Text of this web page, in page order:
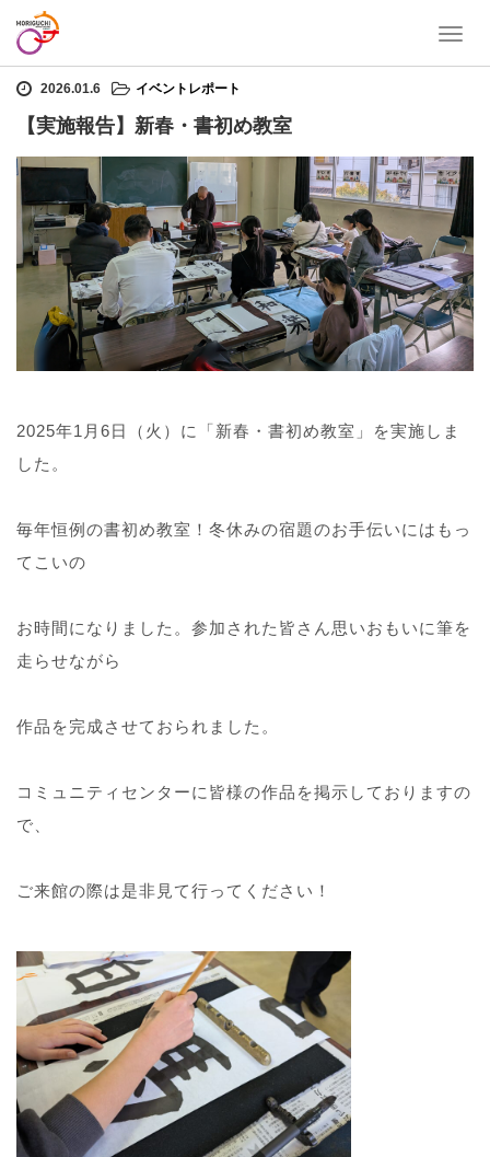
T
n
a
v
i
g
a
t
i
o
ホーム
2026.01.6 イベントレポート
【実施報告】新春・書初め教室
2025年1月6日（火）に「新春・書初め教室」を実施しま
した。
毎年恒例の書初め教室！冬休みの宿題のお手伝いにはもっ
てこいの
お時間になりました。参加された皆さん思いおもいに筆を
走らせながら
作品を完成させておられました。
コミュニティセンターに皆様の作品を掲示しておりますの
で、
ご来館の際は是非見て行ってください！